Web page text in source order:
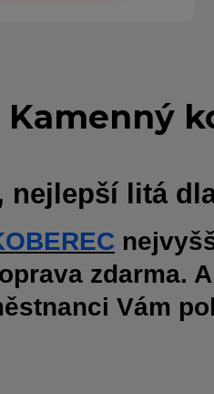
nejlepší litá
zdarma.
Vám